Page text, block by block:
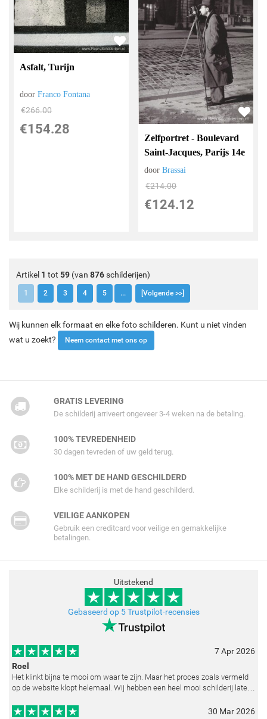
Asfalt, Turijn
doorFranco Fontana
€266.00
€154.28
Zelfportret - Boulevard
Saint-Jacques, Parijs 14e
doorBrassai
€214.00
€124.12
Artikel 1 tot 59 (van 876schilderijen)
1 2 3 4 5 ... [Volgende >>]
Wij kunnen elk formaat en elke foto schilderen. Kunt u niet vinden
wat u zoekt?
Neem contact met ons op
GRATIS LEVERING
De schilderij arriveert ongeveer 3-4 weken na de betaling.
100% TEVREDENHEID
30 dagen tevreden of uw geld terug.
100% MET DE HAND GESCHILDERD
Elke schilderij is met de hand geschilderd.
VEILIGE AANKOPEN
Gebruik een creditcard voor veilige en gemakkelijke
betalingen.
Uitstekend
Gebaseerd op 5 Trustpilot-recensies
7 Apr 2026
Roel
Het klinkt bijna te mooi om waar te zijn. Maar het proces zoals vermeld
op de website klopt helemaal. Wij hebben een heel mooi schilderij laten
30 Mar 2026